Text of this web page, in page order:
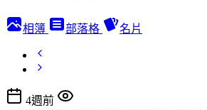
相簿 部落格 名片
4週前